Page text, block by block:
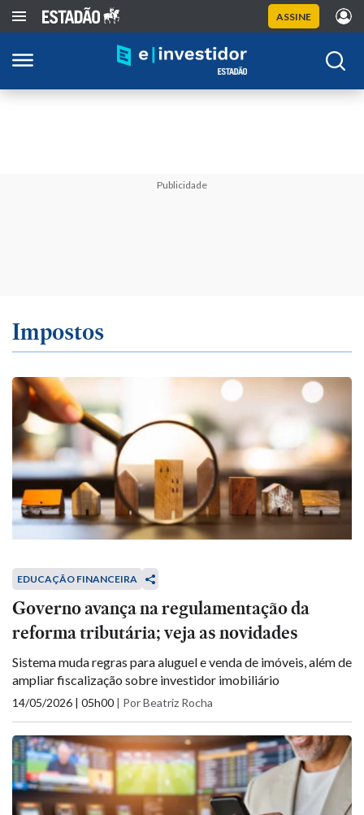
ASSINE
Publicidade
Impostos
EDUCAÇÃO FINANCEIRA
Governo avança na regulamentação da
reforma tributária; veja as novidades
Sistema muda regras para aluguel e venda de imóveis, além de
ampliar fiscalização sobre investidor imobiliário
14/05/2026 | 05h00 | Por Beatriz Rocha